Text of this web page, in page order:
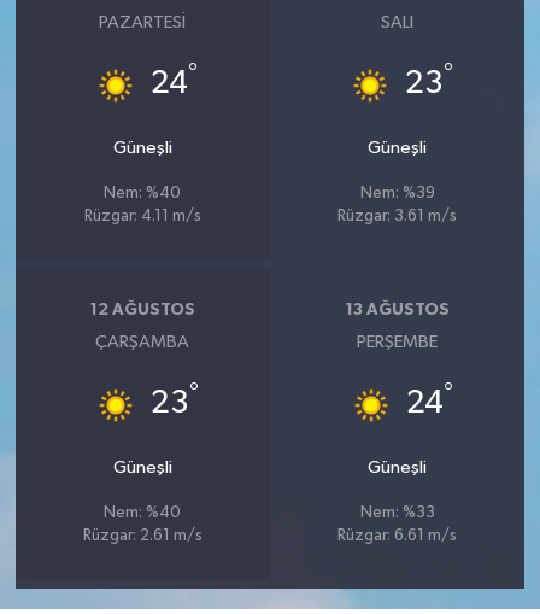
PAZARTESI
24°
Güneşli
Nem: %40
Rüzgar: 4.11 m/s
SALI
23°
Güneşli
Nem: %39
Rüzgar: 3.61 m/s
12 AĞUSTOS
ÇARŞAMBA
23°
Güneşli
Nem: %40
Rüzgar: 2.61 m/s
13 AĞUSTOS
PERŞEMBE
24°
Güneşli
Nem: %33
Rüzgar: 6.61 m/s